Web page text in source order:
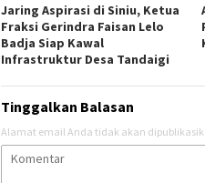
Jaring Aspirasi di Siniu, Ketua
Fraksi Gerindra Faisan Lelo
Badja Siap Kawal
Infrastruktur Desa Tandaigi
Tinggalkan Balasan
Alamat email Anda tidak akan